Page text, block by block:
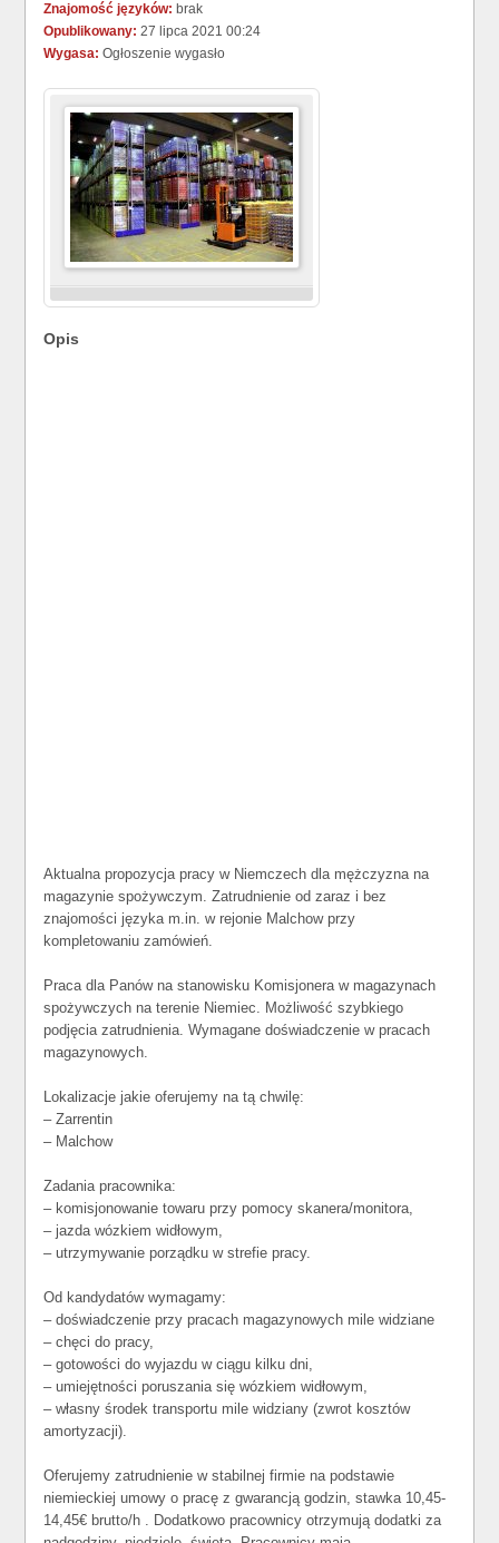
Znajomość języków: brak
Opublikowany: 27 lipca 2021 00:24
Wygasa: Ogłoszenie wygasło
Opis
Aktualna propozycja pracy w Niemczech dla mężczyzna na
magazynie spożywczym. Zatrudnienie od zaraz i bez
znajomości języka m.in. w rejonie Malchow przy
kompletowaniu zamówień.
Praca dla Panów na stanowisku Komisjonera w magazynach
spożywczych na terenie Niemiec. Możliwość szybkiego
podjęcia zatrudnienia. Wymagane doświadczenie w pracach
magazynowych.
Lokalizacje jakie oferujemy na tą chwilę:
– Zarrentin
– Malchow
Zadania pracownika:
– komisjonowanie towaru przy pomocy skanera/monitora,
– jazda wózkiem widłowym,
– utrzymywanie porządku w strefie pracy.
Od kandydatów wymagamy:
– doświadczenie przy pracach magazynowych mile widziane
– chęci do pracy,
– gotowości do wyjazdu w ciągu kilku dni,
– umiejętności poruszania się wózkiem widłowym,
– własny środek transportu mile widziany (zwrot kosztów
amortyzacji).
Oferujemy zatrudnienie w stabilnej firmie na podstawie
niemieckiej umowy o pracę z gwarancją godzin, stawka 10,45-
14,45€ brutto/h . Dodatkowo pracownicy otrzymują dodatki za